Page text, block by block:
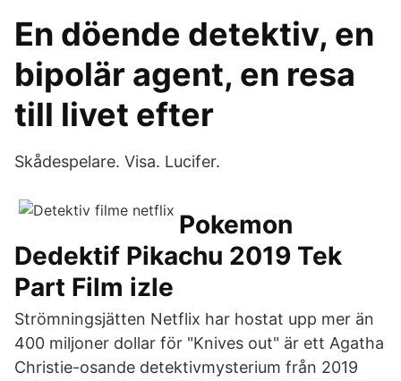
En döende detektiv, en
bipolär agent, en resa
till livet efter
Skådespelare. Visa. Lucifer.
Pokemon
Dedektif Pikachu 2019 Tek
Part Film izle
Strömningsjätten Netflix har hostat upp mer än
400 miljoner dollar för "Knives out" är ett Agatha
Christie-osande detektivmysterium från 2019